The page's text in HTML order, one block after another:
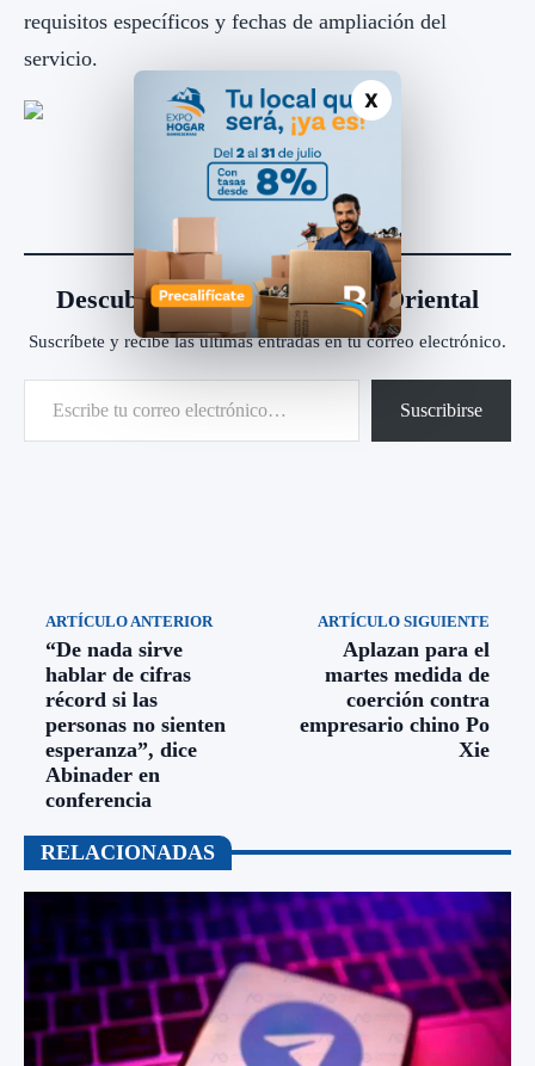
requisitos específicos y fechas de ampliación del
servicio.
Descubre más desde Agenda Oriental
Suscríbete y recibe las últimas entradas en tu correo electrónico.
Escribe tu correo electrónico…
Suscribirse
ARTÍCULO ANTERIOR
“De nada sirve
hablar de cifras
récord si las
personas no sienten
esperanza”, dice
Abinader en
conferencia
ARTÍCULO SIGUIENTE
Aplazan para el
martes medida de
coerción contra
empresario chino Po
Xie
RELACIONADAS
X